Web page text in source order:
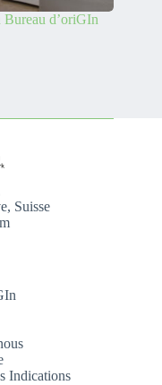
Bureau d’oriGIn
Suisse
Indications